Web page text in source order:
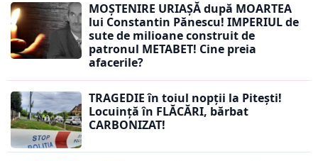
MOȘTENIRE URIAȘĂ după MOARTEA
lui Constantin Pănescu! IMPERIUL de
sute de milioane construit de
patronul METABET! Cine preia
afacerile?
TRAGEDIE în toiul nopții la Pitești!
Locuință în FLĂCĂRI, bărbat
CARBONIZAT!